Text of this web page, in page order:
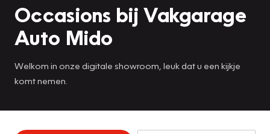
Occasions bij Vakgarage
Auto Mido
Welkom in onze digitale showroom, leuk dat u een kijkje
komt nemen.